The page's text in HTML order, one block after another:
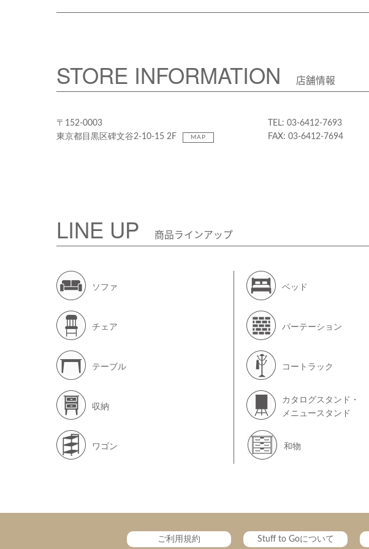
STORE INFORMATION 店舗情報
〒152-0003
東京都目黒区碑文谷2-10-15 2F
MAP
TEL: 03-6412-7693
FAX: 03-6412-7694
LINE UP 商品ラインアップ
ソファ
チェア
テーブル
収納
ワゴン
ベッド
パーテーション
コートラック
カタログスタンド・
メニュースタンド
和物
ご利用規約 Stuff to Goについて